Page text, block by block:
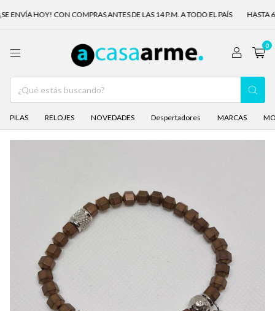
ENVÍA HOY! CON COMPRAS ANTES DE LAS 14 P.M. A TODO EL PAÍS HASTA 6
0
PILAS RELOJES NOVEDADES Despertadores MARCAS